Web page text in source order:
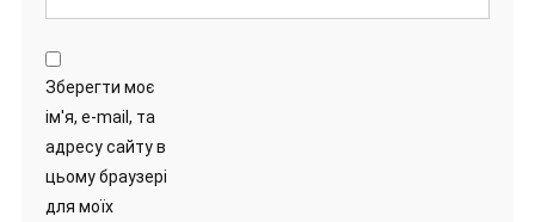
Зберегти моє
ім'я, e-mail, та
адресу сайту в
цьому браузері
для моїх